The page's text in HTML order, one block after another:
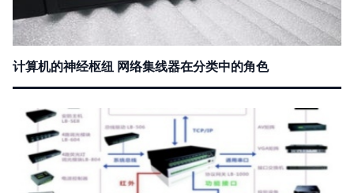
计算机的神经枢纽 网络集线器在分类中的角色